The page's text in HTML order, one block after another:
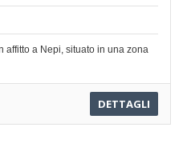
affitto a Nepi, situato in una zona
DETTAGLI